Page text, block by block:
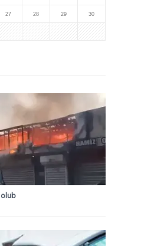
27 28 29 30
olub